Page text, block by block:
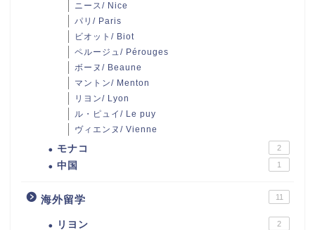
ニース/ Nice
パリ/ Paris
ビオット/ Biot
ペルージュ/ Pérouges
ボーヌ/ Beaune
マントン/ Menton
リヨン/ Lyon
ル・ピュイ/ Le puy
ヴィエンヌ/ Vienne
モナコ 2
中国 1
海外留学 11
リヨン 2